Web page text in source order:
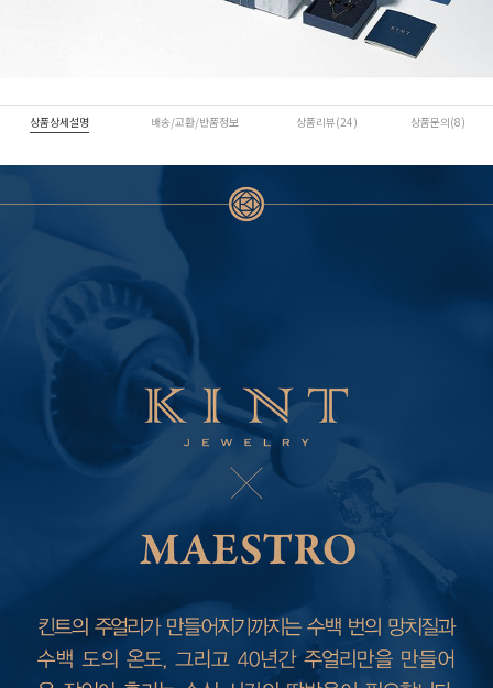
상품상세설명 배송/교환/반품정보 상품리뷰(24) 상품문의(8)